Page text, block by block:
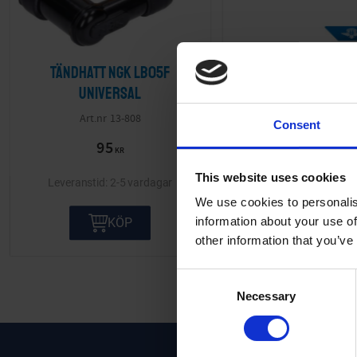
Consent
This website uses cookies
We use cookies to
information about your use
other information that
Necessary
Tändhatt NGK LB05F
Universal
13-808
95 KR
2-5 vardagar
KÖP
02-57-401
40KR
2-5
KÖP